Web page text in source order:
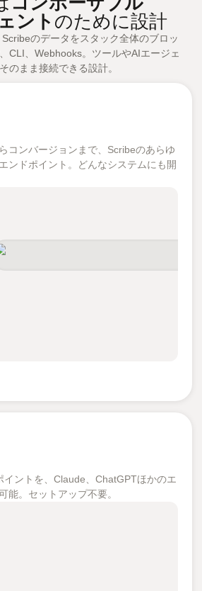
ント のために設計
のデータをスタック全体のブロッ
CLI、Webhooks。ツールやAIエージェ
のまま接続できる設計。
コンバージョンまで、Scribeのあらゆ
ンドポイント。どんなシステムにも開
イントを、Claude、ChatGPTほかのエ
能。セットアップ不要。